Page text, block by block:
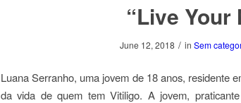
“Live Your
June 12, 2018 / in Sem
Luana Serranho, uma jovem de 18 anos, residente
da vida de quem tem Vitiligo. A jovem,